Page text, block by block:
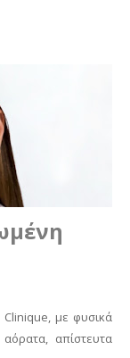
Clinique, με φυσικά
αόρατα, απίστευτα